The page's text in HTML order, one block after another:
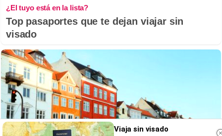
¿El tuyo está en la lista?
Top pasaportes que te dejan viajar sin
visado
Viaja sin visado